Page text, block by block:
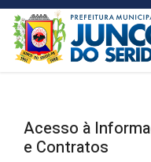
Acesso à
e Contratos